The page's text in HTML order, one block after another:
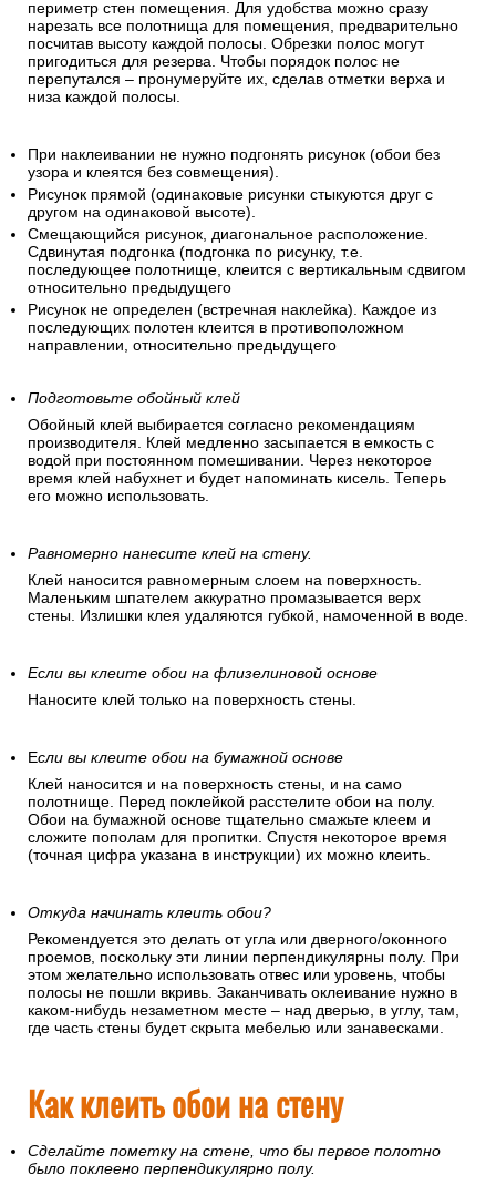
периметр стен помещения. Для удобства можно сразу
нарезать все полотнища для помещения, предварительно
посчитав высоту каждой полосы. Обрезки полос могут
пригодиться для резерва. Чтобы порядок полос не
перепутался – пронумеруйте их, сделав отметки верха и
низа каждой полосы.
При наклеивании не нужно подгонять рисунок (обои без
узора и клеятся без совмещения).
Рисунок прямой (одинаковые рисунки стыкуются друг с
другом на одинаковой высоте).
Смещающийся рисунок, диагональное расположение.
Сдвинутая подгонка (подгонка по рисунку, т.е.
последующее полотнище, клеится с вертикальным сдвигом
относительно предыдущего
Рисунок не определен (встречная наклейка). Каждое из
последующих полотен клеится в противоположном
направлении, относительно предыдущего
Подготовьте обойный клей
Обойный клей выбирается согласно рекомендациям
производителя. Клей медленно засыпается в емкость с
водой при постоянном помешивании. Через некоторое
время клей набухнет и будет напоминать кисель. Теперь
его можно использовать.
Равномерно нанесите клей на стену.
Клей наносится равномерным слоем на поверхность.
Маленьким шпателем аккуратно промазывается верх
стены. Излишки клея удаляются губкой, намоченной в воде.
Если вы клеите обои на флизелиновой основе
Наносите клей только на поверхность стены.
Если вы клеите обои на бумажной основе
Клей наносится и на поверхность стены, и на само
полотнище. Перед поклейкой расстелите обои на полу.
Обои на бумажной основе тщательно смажьте клеем и
сложите пополам для пропитки. Спустя некоторое время
(точная цифра указана в инструкции) их можно клеить.
Откуда начинать клеить обои?
Рекомендуется это делать от угла или дверного/оконного
проемов, поскольку эти линии перпендикулярны полу. При
этом желательно использовать отвес или уровень, чтобы
полосы не пошли вкривь. Заканчивать оклеивание нужно в
каком-нибудь незаметном месте – над дверью, в углу, там,
где часть стены будет скрыта мебелью или занавесками.
Как клеить обои на стену
Сделайте пометку на стене, что бы первое полотно
было поклеено перпендикулярно полу.